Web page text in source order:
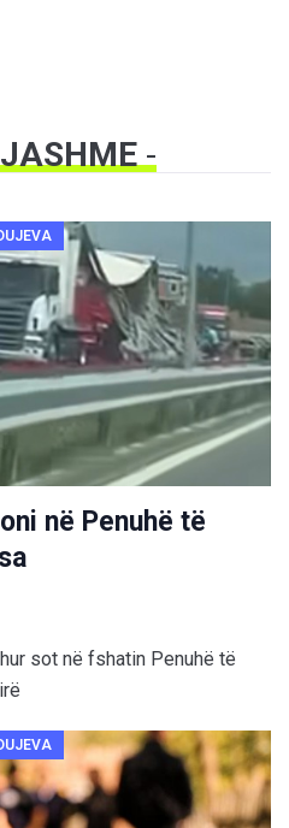
-
në Penuhë të
sot në fshatin Penuhë të